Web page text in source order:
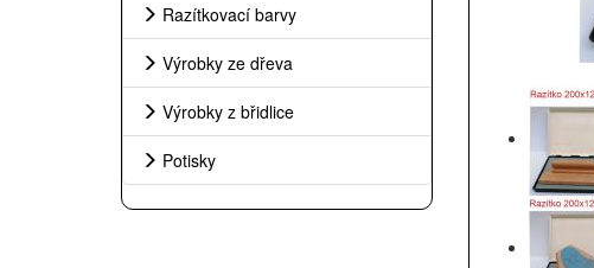
Razítkovací barvy
Výrobky ze dřeva
Výrobky z břidlice
Potisky